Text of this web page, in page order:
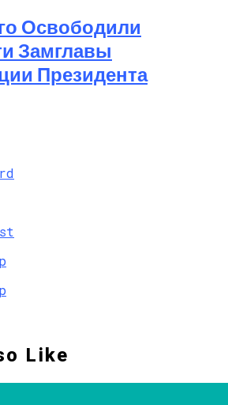
Освободили
Замглавы
Президента
Like